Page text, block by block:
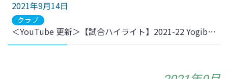
2021年9月14日
クラブ
＜YouTube 更新＞【試合ハイライト】2021-22 YogiboWEリーグ 第1節 vs.ノジマステラ神奈川相模原 をアップしました